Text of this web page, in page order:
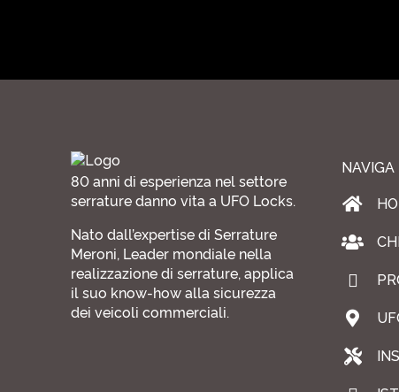
80 anni di esperienza nel settore
serrature danno vita a UFO Locks.
Nato dall’expertise di Serrature
Meroni, Leader mondiale nella
realizzazione di serrature, applica
il suo know-how alla sicurezza
dei veicoli commerciali.
NAVIGA